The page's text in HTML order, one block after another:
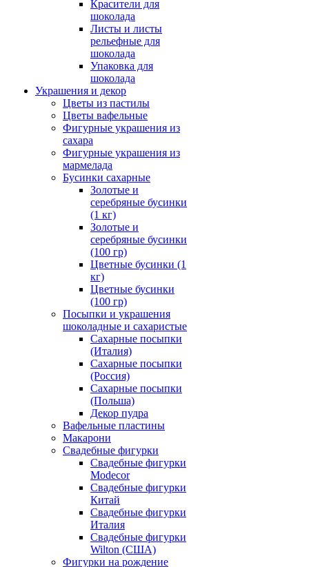
Красители для
шоколада
Листы и листы
рельефные для
шоколада
Упаковка для
шоколада
Украшения и декор
Цветы из пастилы
Цветы вафельные
Фигурные украшения из
сахара
Фигурные украшения из
мармелада
Бусинки сахарные
Золотые и
серебряные бусинки
(1 кг)
Золотые и
серебряные бусинки
(100 гр)
Цветные бусинки (1
кг)
Цветные бусинки
(100 гр)
Посыпки и украшения
шоколадные и сахаристые
Сахарные посыпки
(Италия)
Сахарные посыпки
(Россия)
Сахарные посыпки
(Польша)
Декор пудра
Вафельные пластины
Макарони
Свадебные фигурки
Свадебные фигурки
Modecor
Свадебные фигурки
Китай
Свадебные фигурки
Италия
Свадебные фигурки
Wilton (США)
Фигурки на рождение